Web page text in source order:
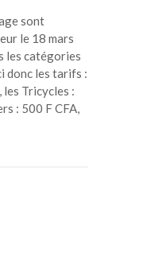
sont
le 18 mars
les catégories
donc les tarifs :
les Tricycles :
: 500 F CFA,